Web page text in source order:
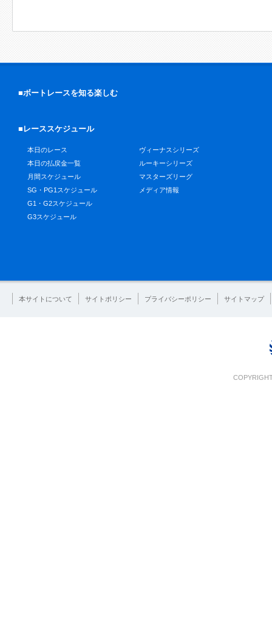
■ボートレースを知る楽しむ
■レーススケジュール
本日のレース
本日の払戻金一覧
月間スケジュール
SG・PG1スケジュール
G1・G2スケジュール
G3スケジュール
ヴィーナスシリーズ
ルーキーシリーズ
マスターズリーグ
メディア情報
本サイトについて サイトポリシー プライバシーポリシー サイトマップ